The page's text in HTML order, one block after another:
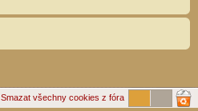
Smazat všechny cookies z fóra